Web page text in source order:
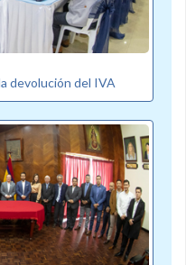
devolución del IVA